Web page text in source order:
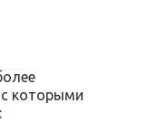
которыми